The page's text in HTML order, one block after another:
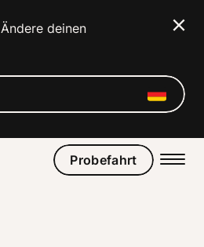
Ändere deinen
Probefahrt